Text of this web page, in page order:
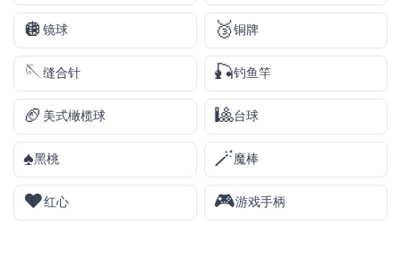
🪩 镜球 🥉铜牌
🪡缝合针 🎣钓鱼竿
🏈 美式橄榄球 🎱台球
♠️黑桃 🪄魔棒
♥️红心 🎮游戏手柄